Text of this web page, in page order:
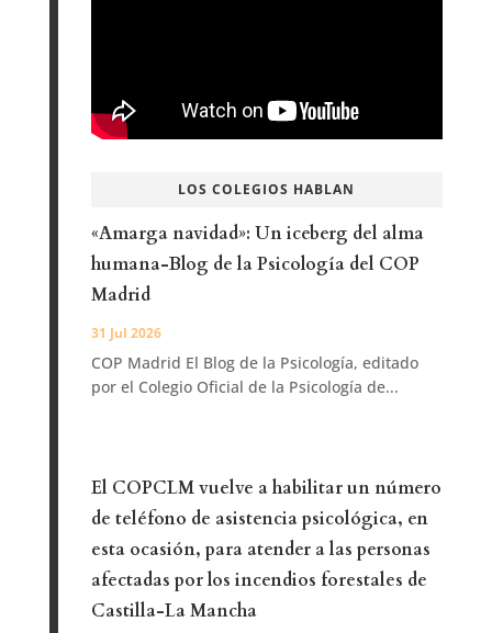
LOS COLEGIOS HABLAN
«Amarga navidad»: Un iceberg del alma
humana-Blog de la Psicología del COP
Madrid
31 Jul 2026
COP Madrid El Blog de la Psicología, editado
por el Colegio Oficial de la Psicología de...
El COPCLM vuelve a habilitar un número
de teléfono de asistencia psicológica, en
esta ocasión, para atender a las personas
afectadas por los incendios forestales de
Castilla-La Mancha